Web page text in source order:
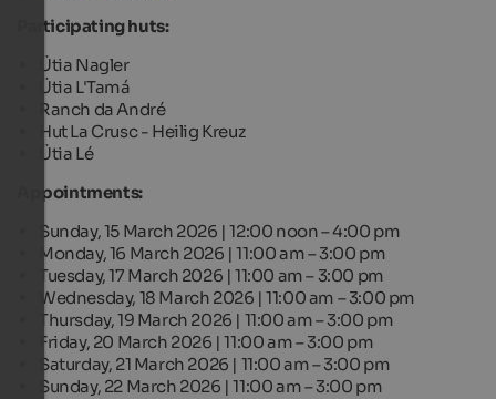
Participating huts:
Ütia Nagler
Ütia L'Tamá
Ranch da André
Hut La Crusc - Heilig Kreuz
Ütia Lé
Appointments:
Sunday, 15 March 2026 | 12:00 noon– 4:00 pm
Monday, 16 March 2026 | 11:00 am – 3:00 pm
Tuesday, 17 March 2026 | 11:00 am – 3:00 pm
Wednesday, 18 March 2026 | 11:00am – 3:00 pm
Thursday, 19 March 2026 | 11:00 am – 3:00 pm
Friday, 20 March 2026 | 11:00 am – 3:00 pm
Saturday, 21 March 2026 | 11:00 am – 3:00 pm
Sunday, 22 March 2026 | 11:00 am – 3:00 pm